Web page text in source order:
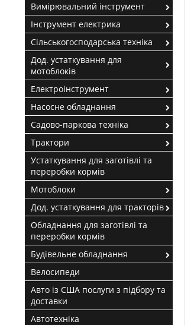
Вимірювальний інструмент
Інструмент електрика
Сільськогосподарська техніка
Дод. устаткування для
мотоблоків
Електроінструмент
Насосне обладнання
Садово-паркова техніка
Трактори
Устаткування для заготівлі та
переробки кормів
Мотоблоки
Дод. устаткування для тракторів
Обладнання для заготівлі та
переробки кормів
Будівельне обладнання
Велосипеди
Авто із США послуги з підбору та
доставки
Автотехніка